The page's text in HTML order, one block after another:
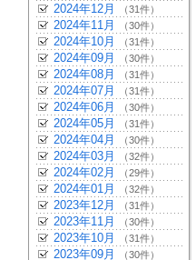
2024年12月 （31件）
2024年11月 （30件）
2024年10月 （31件）
2024年09月 （30件）
2024年08月 （31件）
2024年07月 （31件）
2024年06月 （30件）
2024年05月 （31件）
2024年04月 （30件）
2024年03月 （32件）
2024年02月 （29件）
2024年01月 （32件）
2023年12月 （31件）
2023年11月 （30件）
2023年10月 （31件）
2023年09月 （30件）